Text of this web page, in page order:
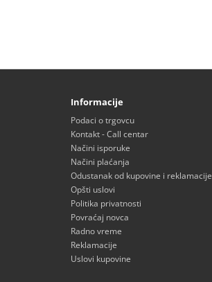
Informacije
Podaci o trgovcu
Kontakt - Call centar
Načini isporuke
Načini plaćanja
Odustanak od kupovine i reklamacije
Opšti uslovi
Politika privatnosti
Povraćaj novca
Radno vreme
Reklamacije
Uslovi kupovine